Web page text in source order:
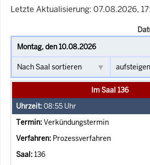
Letzte Aktualisierung: 07.08.2026,
Im Saal 136
08:55 Uhr
Verkündungstermin
Prozessverfahren
136